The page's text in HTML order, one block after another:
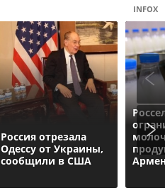
INFOX
Россия отрезала
Одессу от Украины,
сообщили в США